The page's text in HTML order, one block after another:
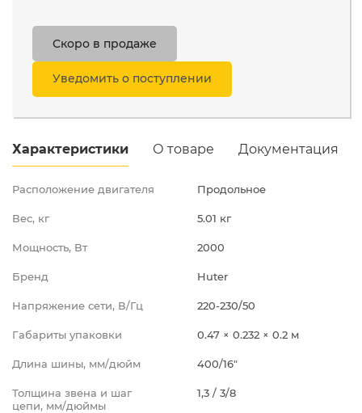
take@utake.ru
Скоро в продаже
Уведомить о поступлении
Характеристики О товаре Документация
Расположение двигателя Продольное
Вес, кг 5.01 кг
Мощность, Вт 2000
Бренд Huter
Напряжение сети, В/Гц 220-230/50
Габариты упаковки 0.47 × 0.232 × 0.2 м
Длина шины, мм/дюйм 400/16"
Толщина звена и шаг
цепи, мм/дюймы
1,3 / 3/8